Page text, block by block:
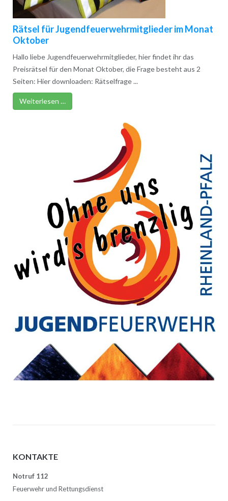
Rätsel für Jugendfeuerwehrmitglieder im Monat
Oktober
Hallo liebe Jugendfeuerwehrmitglieder, hier findet ihr das
Preisrätsel für den Monat Oktober, die Frage besteht aus 2
Seiten: Hier downloaden: Rätselfrage ...
Weiterlesen …
KONTAKTE
Notruf 112
Feuerwehr und Rettungsdienst